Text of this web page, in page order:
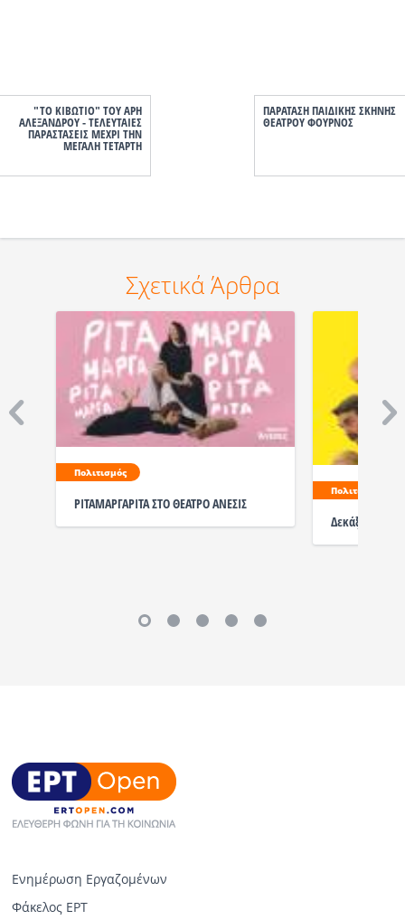
"ΤΟ ΚΙΒΩΤΙΟ" ΤΟΥ ΑΡΗ
ΑΛΕΞΑΝΔΡΟΥ - ΤΕΛΕΥΤΑΙΕΣ
ΠΑΡΑΣΤΑΣΕΙΣ ΜΕΧΡΙ ΤΗΝ
ΜΕΓΑΛΗ ΤΕΤΑΡΤΗ
ΠΑΡΑΤΑΣΗ ΠΑΙΔΙΚΗΣ ΣΚΗΝΗΣ
ΘΕΑΤΡΟΥ ΦΟΥΡΝΟΣ
Σχετικά Άρθρα
Πολιτισμός
ΡΙΤΑΜΑΡΓΑΡΙΤΑ ΣΤΟ ΘΕΑΤΡΟ ΑΝΕΣΙΣ
Πολιτισμός
Δεκάξι - 2ος
Ενημέρωση Εργαζομένων
Φάκελος ΕΡΤ